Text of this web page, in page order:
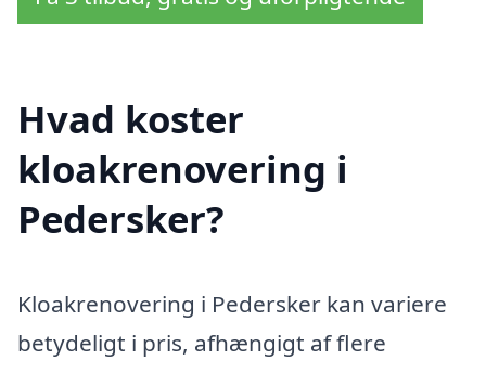
Hvad koster
kloakrenovering i
Pedersker?
Kloakrenovering i Pedersker kan variere
betydeligt i pris, afhængigt af flere